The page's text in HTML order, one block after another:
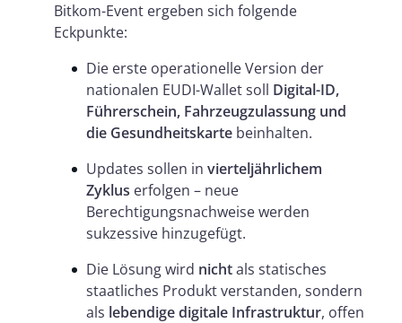
Bitkom-Event ergeben sich folgende
Eckpunkte:
Die erste operationelle Version der
nationalen EUDI-Wallet soll Digital-ID,
Führerschein, Fahrzeugzulassung und
die Gesundheitskarte beinhalten.
Updates sollen in vierteljährlichem
Zyklus erfolgen – neue
Berechtigungsnachweise werden
sukzessive hinzugefügt.
Die Lösung wird nichtals statisches
staatliches Produkt verstanden, sondern
als lebendige digitale Infrastruktur, offen